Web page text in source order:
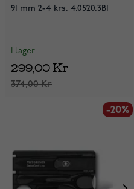
91 mm 2-4 krs. 4.0520.3B1
I lager
374,00 Kr
299,00 Kr
-20%